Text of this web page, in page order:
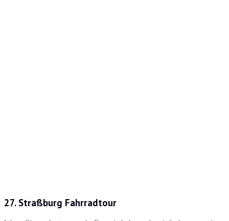
27. Straßburg Fahrradtour